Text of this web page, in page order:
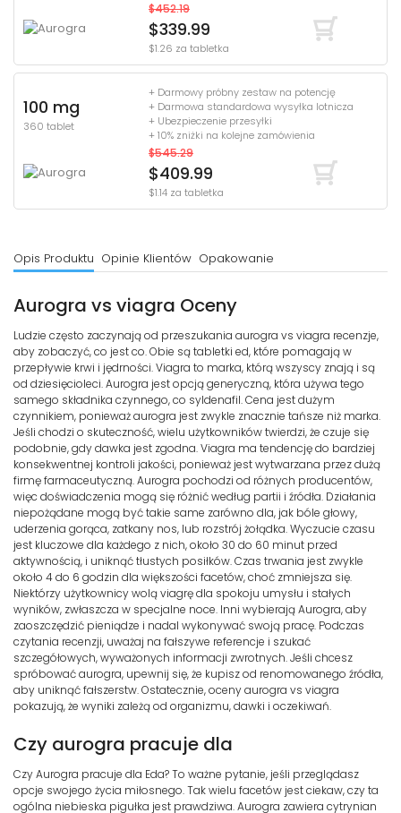
$452.19
$339.99
$1.26 za tabletka
100 mg
360 tablet
+ Darmowy próbny zestaw na potencję
+ Darmowa standardowa wysyłka lotnicza
+ Ubezpieczenie przesyłki
+ 10% zniżki na kolejne zamówienia
$545.29
$409.99
$1.14 za tabletka
Opis Produktu Opinie Klientów Opakowanie
Aurogra vs viagra Oceny
Ludzie często zaczynają od przeszukania aurogra vs viagra recenzje,
aby zobaczyć, co jest co. Obie są tabletki ed, które pomagają w
przepływie krwi i jędrności. Viagra to marka, którą wszyscy znają i są
od dziesięcioleci. Aurogra jest opcją generyczną, która używa tego
samego składnika czynnego, co syldenafil. Cena jest dużym
czynnikiem, ponieważ aurogra jest zwykle znacznie tańsze niż marka.
Jeśli chodzi o skuteczność, wielu użytkowników twierdzi, że czuje się
podobnie, gdy dawka jest zgodna. Viagra ma tendencję do bardziej
konsekwentnej kontroli jakości, ponieważ jest wytwarzana przez dużą
firmę farmaceutyczną. Aurogra pochodzi od różnych producentów,
więc doświadczenia mogą się różnić według partii i źródła. Działania
niepożądane mogą być takie same zarówno dla, jak bóle głowy,
uderzenia gorąca, zatkany nos, lub rozstrój żołądka. Wyczucie czasu
jest kluczowe dla każdego z nich, około 30 do 60 minut przed
aktywnością, i uniknąć tłustych posiłków. Czas trwania jest zwykle
około 4 do 6 godzin dla większości facetów, choć zmniejsza się.
Niektórzy użytkownicy wolą viagrę dla spokoju umysłu i stałych
wyników, zwłaszcza w specjalne noce. Inni wybierają Aurogra, aby
zaoszczędzić pieniądze i nadal wykonywać swoją pracę. Podczas
czytania recenzji, uważaj na fałszywe referencje i szukać
szczegółowych, wyważonych informacji zwrotnych. Jeśli chcesz
spróbować aurogra, upewnij się, że kupisz od renomowanego źródła,
aby uniknąć fałszerstw. Ostatecznie, oceny aurogra vs viagra
pokazują, że wyniki zależą od organizmu, dawki i oczekiwań.
Czy aurogra pracuje dla
Czy Aurogra pracuje dla Eda? To ważne pytanie, jeśli przeglądasz
opcje swojego życia miłosnego. Tak wielu facetów jest ciekaw, czy ta
ogólna niebieska pigułka jest prawdziwa. Aurogra zawiera cytrynian